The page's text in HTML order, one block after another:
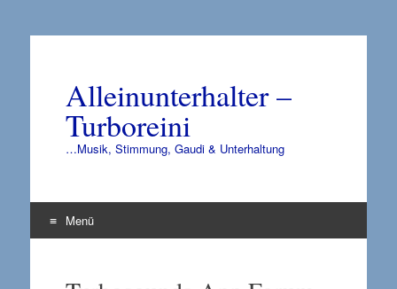
Alleinunterhalter –
Turboreini
…Musik, Stimmung, Gaudi & Unterhaltung
Menü